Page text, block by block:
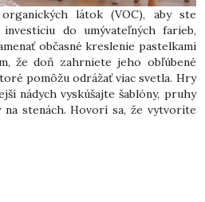
látok (VOC), aby ste
do umývateľných farieb,
občasné kreslenie pastelkami
že doň zahrniete jeho obľúbené
pomôžu odrážať viac svetla. Hry
nádych vyskúšajte šablóny, pruhy
stenách. Hovorí sa, že vytvoríte